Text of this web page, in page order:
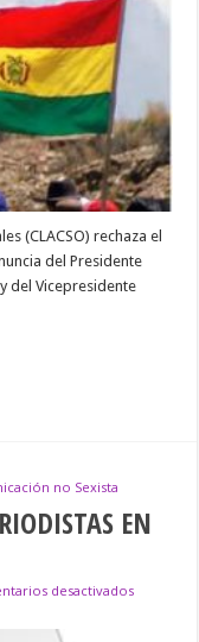
(CLACSO) rechaza el
del Presidente
del Vicepresidente
no Sexista
EN
desactivadosen